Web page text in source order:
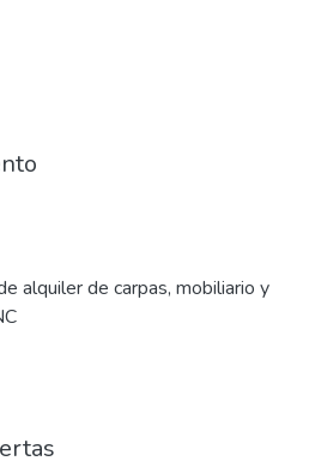
alquiler de carpas, mobiliario y